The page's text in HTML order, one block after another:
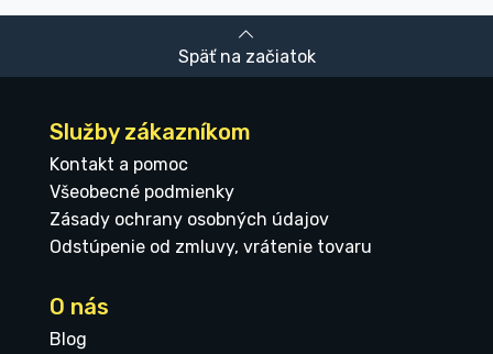
Späť na začiatok
Služby zákazníkom
Kontakt a pomoc
Všeobecné podmienky
Zásady ochrany osobných údajov
Odstúpenie od zmluvy, vrátenie tovaru
O nás
Blog